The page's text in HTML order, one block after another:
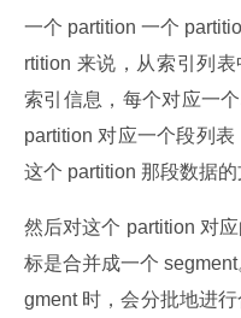
一个 partition 一个
rtition 来说，从索引列
索引信息，每个对应一
partition 对应一个段列
这个 partition 那段数据
然后对这个 partition 对
标是合并成一个
gment 时，会分批地进